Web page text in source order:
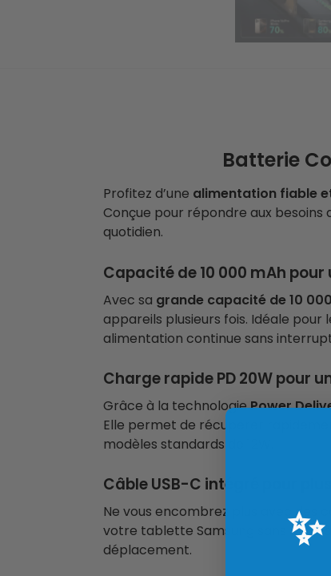
Batterie
Profitez d’une alimentation fiable
Conçue pour répondre aux
quotidien.
Capacité de 10 000 mAh
Avec sa grande capacité de 10
appareils plusieurs fois. Idéale pour
alimentation continue sans
Charge rapide PD 20W pour
Grâce à la technologiePower
Elle permet de récupérer
modèles standards de 12W.
Câble USB-C intégré pour
Ne vous encombrez plus avec des
votre tablette Samsung sans avoir
déplacement.
✨